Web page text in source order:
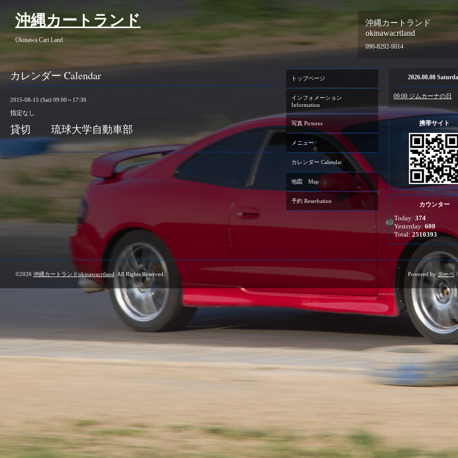
沖縄カートランド
okinawacrtland
090-8292-9014
沖縄カートランド
Okinawa Cart Land
カレンダー Calendar
2015-08-15 (Sat) 09:00～17:30
指定なし
貸切 琉球大学自動車部
トップページ
インフォメーション
Information
写真 Pictures
メニュー
カレンダー Calendar
地図 Map
予約 Reserbation
2026.08.08
09:00 ジムカーナの日
携帯サイト
カウンター
Today: 374
Yesterday: 608
Total:2510393
©2026 沖縄カートランドokinawacrtland . All Rights Reserved. Powered by グーペ